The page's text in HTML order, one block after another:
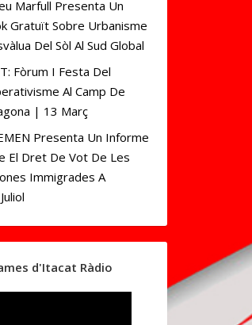
Marfull Presenta Un
Gratuït Sobre Urbanisme
Del Sòl Al Sud Global
Fòrum I Festa Del
Al Camp De
| 13 Març
Presenta Un Informe
El Dret De Vot De Les
Immigrades A
d'Itacat Ràdio